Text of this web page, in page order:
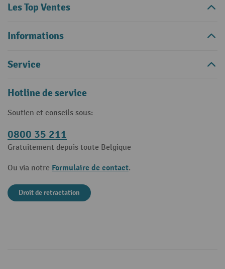
Les Top Ventes
Informations
Service
Hotline de service
Soutien et conseils sous:
0800 35 211
Gratuitement depuis toute Belgique
Ou via notre Formulaire de contact.
Droit de retractation